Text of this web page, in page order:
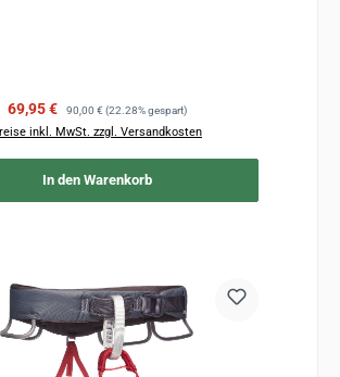
Verkaufspreis:
69,95 € Regulärer Preis:
90,00 € (22.28% gespart)
inkl. MwSt. zzgl. Versandkosten
In den Warenkorb